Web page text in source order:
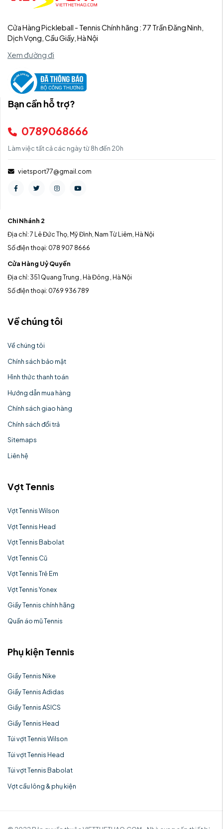
Cửa Hàng Pickleball - Tennis Chính hãng : 77 Trần Đăng Ninh,
Dịch Vọng, Cầu Giấy, Hà Nội
Xem đường đi
Bạn cần hỗ trợ?
0789068666
Làm việc tất cả các ngày từ 8h đến 20h
vietsport77@gmail.com
Chi Nhánh 2
Địa chỉ: 7 Lê Đức Thọ, Mỹ Đình, Nam Từ Liêm, Hà Nội
Số điện thoại: 078 907 8666
Cửa Hàng Uỷ Quyền
Địa chỉ: 351 Quang Trung , Hà Đông , Hà Nội
Số điện thoại: 0769 936 789
Về chúng tôi
Về chúng tôi
Chính sách bảo mật
Hình thức thanh toán
Hướng dẫn mua hàng
Chính sách giao hàng
Chính sách đổi trả
Sitemaps
Liên hệ
Vợt Tennis
Vợt Tennis Wilson
Vợt Tennis Head
Vợt Tennis Babolat
Vợt Tennis Cũ
Vợt Tennis Trẻ Em
Vợt Tennis Yonex
Giầy Tennis chính hãng
Quần áo mũ Tennis
Phụ kiện Tennis
Giầy Tennis Nike
Giầy Tennis Adidas
Giầy Tennis ASICS
Giầy Tennis Head
Túi vợt Tennis Wilson
Túi vợt Tennis Head
Túi vợt Tennis Babolat
Vợt cầu lông & phụ kiện